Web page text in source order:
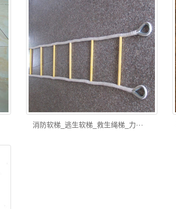
消防软梯_逃生软梯_救生绳梯_力···